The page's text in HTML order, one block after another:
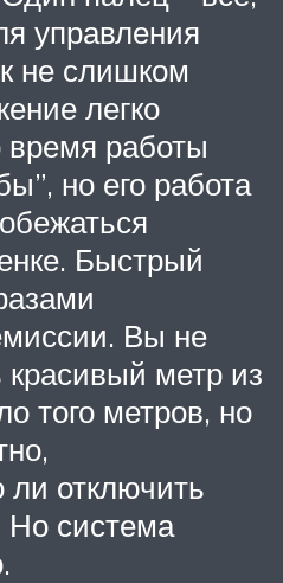
управления
не слишком
легко
работы
но его работа
Быстрый
Вы не
метр из
того метров, но
отключить
система